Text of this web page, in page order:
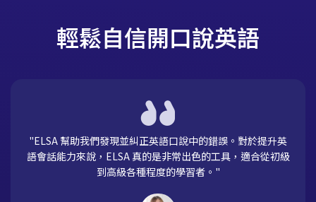
輕鬆自信開口說英語
"ELSA 幫助我們發現並糾正英語口說中的錯誤。對於提升英
語會話能力來說，ELSA 真的是非常出色的工具，適合從初級
到高級各種程度的學習者。"